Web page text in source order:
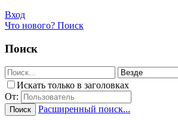
Вход
Что нового? Поиск
Поиск
Искать только в заголовках
От:
Поиск Расширенный поиск...